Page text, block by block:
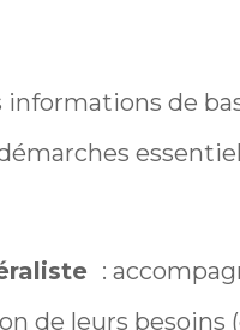
informations de
:
de leurs besoins